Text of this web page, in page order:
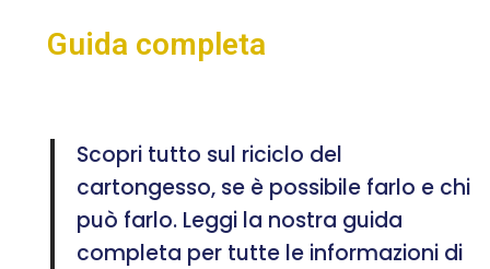
Guida completa
Scopri tutto sul riciclo del
cartongesso, se è possibile farlo e chi
può farlo. Leggi la nostra guida
completa per tutte le informazioni di